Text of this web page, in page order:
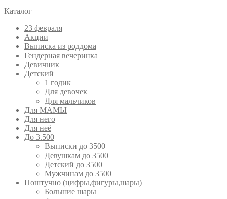
Каталог
23 февраля
Акции
Выписка из роддома
Гендерная вечеринка
Девичник
Детский
1 годик
Для девочек
Для мальчиков
Для МАМЫ
Для него
Для неё
До 3.500
Выписки до 3500
Девушкам до 3500
Детский до 3500
Мужчинам до 3500
Поштучно (цифры,фигуры,шары)
Большие шары